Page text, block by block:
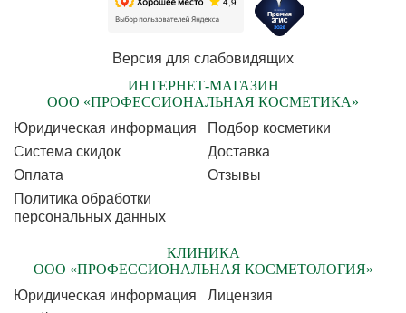
Версия для слабовидящих
ИНТЕРНЕТ-МАГАЗИН
ООО «ПРОФЕССИОНАЛЬНАЯ КОСМЕТИКА»
Юридическая информация
Подбор косметики
Cистема скидок
Доставка
Оплата
Отзывы
Политика обработки
персональных данных
КЛИНИКА
ООО «ПРОФЕССИОНАЛЬНАЯ КОСМЕТОЛОГИЯ»
Юридическая информация
Лицензия